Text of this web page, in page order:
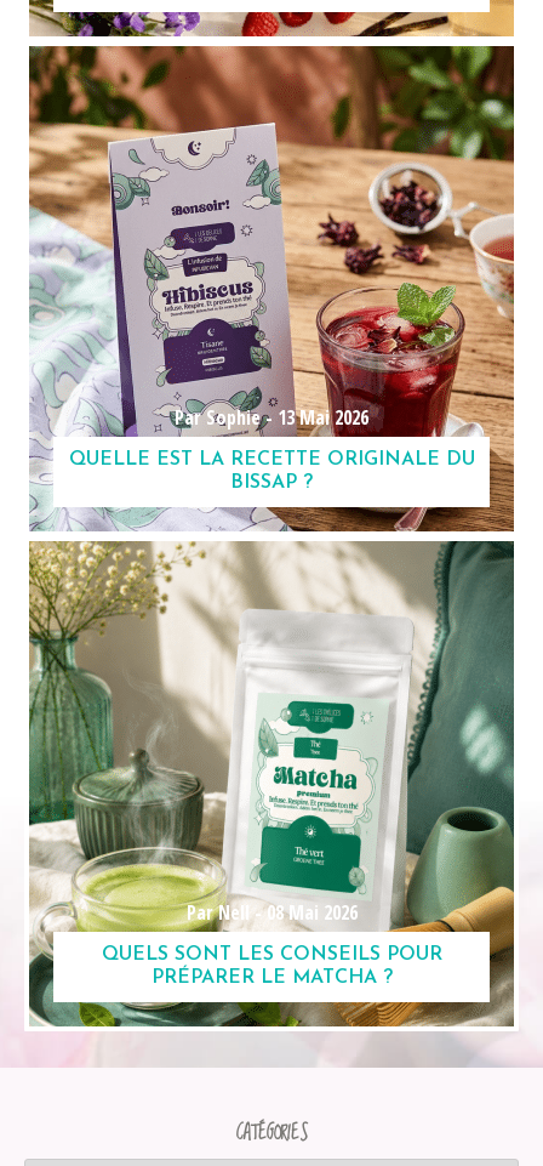
Par Sophie -13 Mai 2026
QUELLE EST LA RECETTE ORIGINALE DU
BISSAP ?
Par Nell -08 Mai 2026
QUELS SONT LES CONSEILS POUR
PRÉPARER LE MATCHA ?
CATÉGORIES